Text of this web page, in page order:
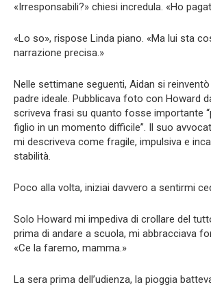
«Irresponsabili?» chiesi incredula. «Ho
«Lo so», rispose Linda piano. «Ma lui sta
narrazione precisa.»
Nelle settimane seguenti, Aidan si
padre ideale. Pubblicava foto con Howard
scriveva frasi su quanto fosse importante
figlio in un momento difficile”. Il suo
mi descriveva come fragile, impulsiva e
stabilità.
Poco alla volta, iniziai davvero a sentirmi
Solo Howard mi impediva di crollare del
prima di andare a scuola, mi abbracciava
«Ce la faremo, mamma.»
La sera prima dell’udienza, la pioggia